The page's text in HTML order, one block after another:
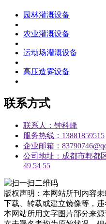
园林灌溉设备
农业灌溉设备
运动场灌溉设备
高压造雾设备
联系方式
联系人：钟科峰
服务热线：13881859515
企业邮箱：
公司地址：成都市郫都
49 54 55
扫一扫二维码
版权声明：本网站所刊内容
下载、转载或建立镜像等，
本网站所用文字图片部分来